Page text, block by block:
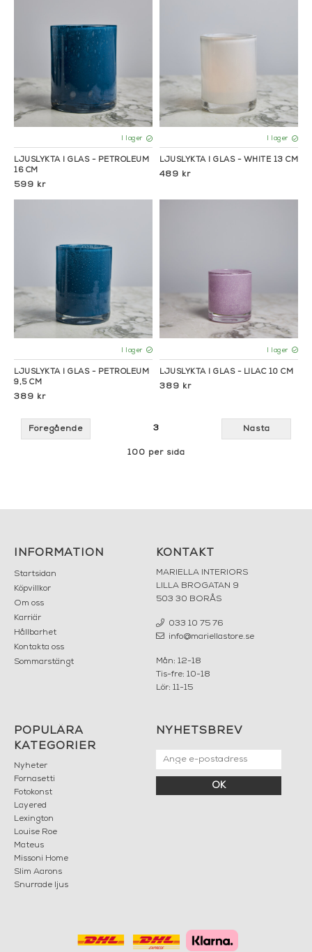
I lager
LJUSLYKTA I GLAS - PETROLEUM
16 CM
599 kr
I lager
LJUSLYKTA I GLAS - WHITE 13 CM
489 kr
I lager
LJUSLYKTA I GLAS - PETROLEUM
9,5 CM
389 kr
I lager
LJUSLYKTA I GLAS - LILAC 10 CM
389 kr
Föregående 3 Nästa
100 per sida
INFORMATION
Startsidan
Köpvillkor
Om oss
Karriär
Hållbarhet
Kontakta oss
Sommarstängt
KONTAKT
MARIELLA INTERIORS
LILLA BROGATAN 9
503 30 BORÅS
033 10 75 76
info@mariellastore.se
Mån: 12-18
Tis-fre: 10-18
Lör: 11-15
POPULÄRA
KATEGORIER
Nyheter
Fornasetti
Fotokonst
Layered
Lexington
Louise Roe
Mateus
Missoni Home
Slim Aarons
Snurrade ljus
NYHETSBREV
OK